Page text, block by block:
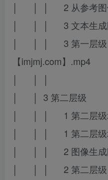
│ │ │ 2 从参考图像
│ │ │ 3 文本生成
│ │ │ 3 第一层级
【imjmj.com】.mp4
│ │ │
│ │ 3 第二层级
│ │ │ 1 第二层级
│ │ │ 1 第二层级培
│ │ │ 2 图像生成
│ │ │ 2 第二层级 –